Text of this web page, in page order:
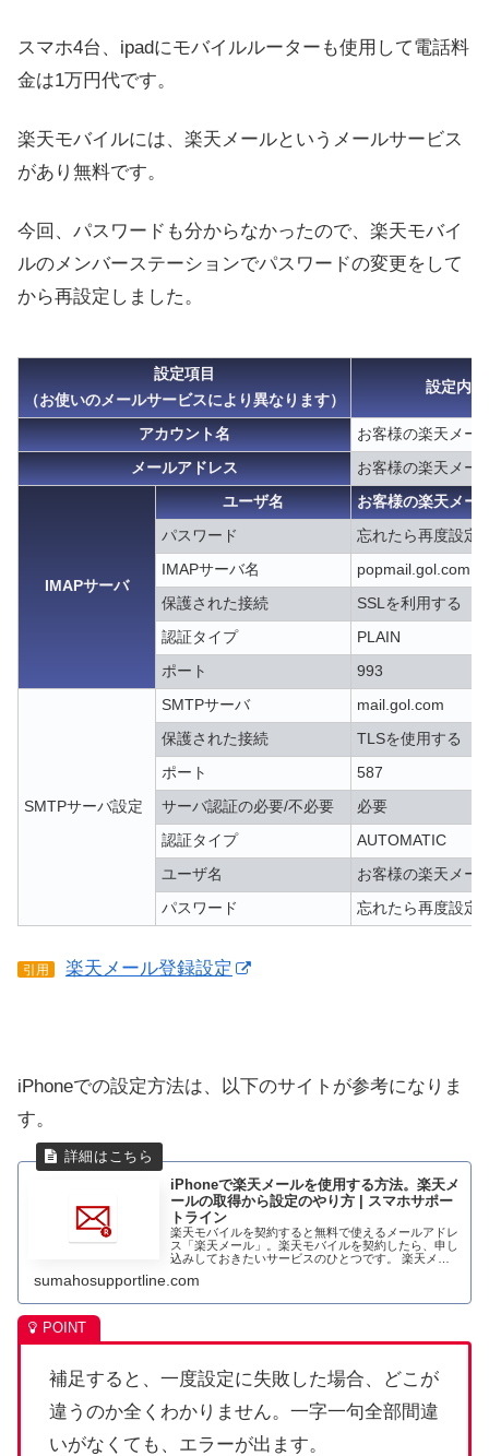
スマホ4台、ipadにモバイルルーターも使用して電話料
金は1万円代です。
楽天モバイルには、楽天メールというメールサービス
があり無料です。
今回、パスワードも分からなかったので、楽天モバイ
ルのメンバーステーションでパスワードの変更をして
から再設定しました。
設定項目
（お使いのメールサービスにより異なります）
設定内容
アカウント名 お客様の楽天メー
メールアドレス お客様の楽天メー
IMAPサーバ
ユーザ名 お客様の楽天メー
パスワード 忘れたら再度設定
IMAPサーバ名 popmail.gol.com
保護された接続 SSLを利用する
認証タイプ PLAIN
ポート 993
SMTPサーバ設定
SMTPサーバ mail.gol.com
保護された接続 TLSを使用する
ポート 587
サーバ認証の必要/不必要 必要
認証タイプ AUTOMATIC
ユーザ名 お客様の楽天メー
パスワード 忘れたら再度設定
引用 楽天メール登録設定
iPhoneでの設定方法は、以下のサイトが参考になりま
す。
iPhoneで楽天メールを使用する方法。楽天メ
ールの取得から設定のやり方 | スマホサポー
トライン
楽天モバイルを契約すると無料で使えるメールアドレ
ス「楽天メール」。楽天モバイルを契約したら、申し
込みしておきたいサービスのひとつです。 楽天メー
リを利用することで利用...
sumahosupportline.com
補足すると、一度設定に失敗した場合、どこが
違うのか全くわかりません。一字一句全部間違
いがなくても、エラーが出ます。